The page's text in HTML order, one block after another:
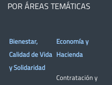
POR ÁREAS TEMÁTICAS
Bienestar,
Calidad de Vida
y Solidaridad
Economía y
Hacienda
Contratación y